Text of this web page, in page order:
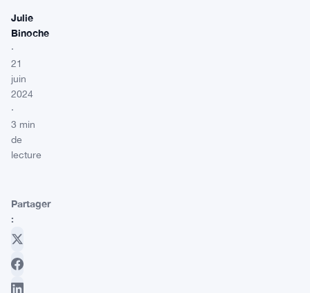
Julie
Binoche
·
21
juin
2024
·
3 min
de
lecture
Partager
: